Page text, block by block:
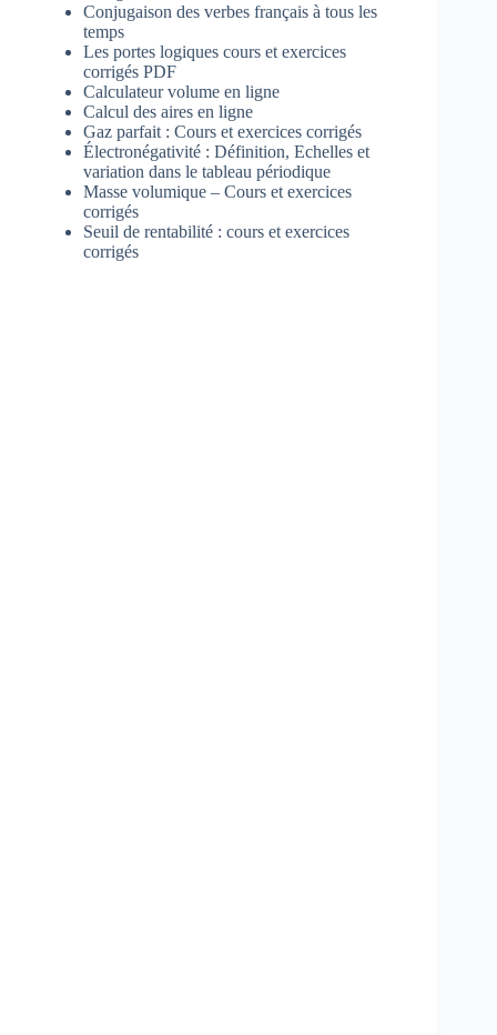
Conjugaison des verbes français à tous les
temps
Les portes logiques cours et exercices
corrigés PDF
Calculateur volume en ligne
Calcul des aires en ligne
Gaz parfait : Cours et exercices corrigés
Électronégativité : Définition, Echelles et
variation dans le tableau périodique
Masse volumique – Cours et exercices
corrigés
Seuil de rentabilité : cours et exercices
corrigés